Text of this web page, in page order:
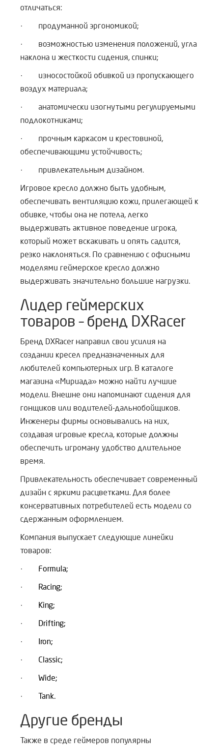
отличаться:
· продуманной эргономикой;
· возможностью изменения положений, угла
наклона и жесткости сидения, спинки;
· износостойкой обивкой из пропускающего
воздух материала;
· анатомически изогнутыми регулируемыми
подлокотниками;
· прочным каркасом и крестовиной,
обеспечивающими устойчивость;
· привлекательным дизайном.
Игровое кресло должно быть удобным,
обеспечивать вентиляцию кожи, прилегающей к
обивке, чтобы она не потела, легко
выдерживать активное поведение игрока,
который может вскакивать и опять садится,
резко наклоняться. По сравнению с офисными
моделями геймерское кресло должно
выдерживать значительно большие нагрузки.
Лидер геймерских
товаров – бренд DXRacer
Бренд DXRacer направил свои усилия на
создании кресел предназначенных для
любителей компьютерных игр. В каталоге
магазина «Мириада» можно найти лучшие
модели. Внешне они напоминают сидения для
гонщиков или водителей-дальнобойщиков.
Инженеры фирмы основывались на них,
создавая игровые кресла, которые должны
обеспечить игроману удобство длительное
время.
Привлекательность обеспечивает современный
дизайн с яркими расцветками. Для более
консервативных потребителей есть модели со
сдержанным оформлением.
Компания выпускает следующие линейки
товаров:
· Formula;
· Racing;
· King;
· Drifting;
· Iron;
· Classic;
· Wide;
· Tank.
Другие бренды
Также в среде геймеров популярны